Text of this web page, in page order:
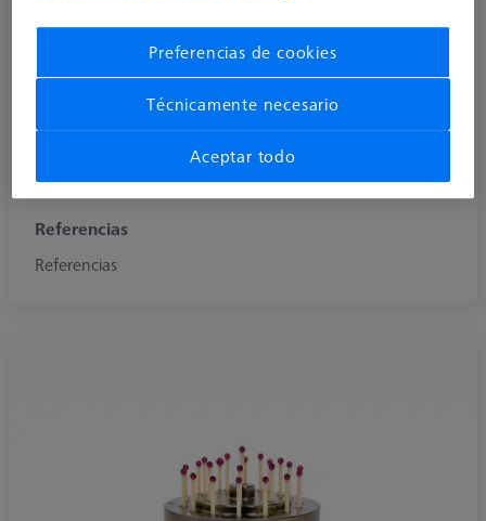
Referencias
Referencias
Preferencias de cookies
Técnicamente necesario
Aceptar todo